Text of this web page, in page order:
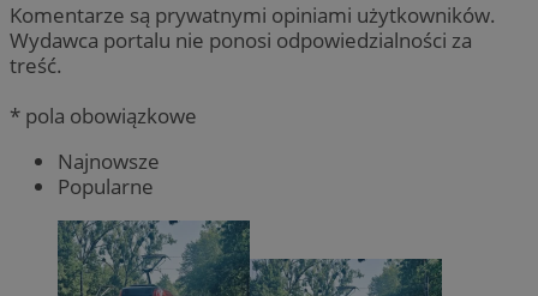
Komentarze są prywatnymi opiniami użytkowników.
Wydawca portalu nie ponosi odpowiedzialności za
treść.
* pola obowiązkowe
Najnowsze
Popularne